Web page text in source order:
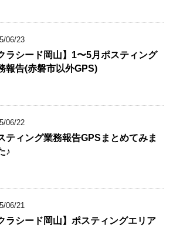
06/23
ラシード岡山】1〜5月ポスティング
報告(赤磐市以外GPS)
06/22
ティング業務報告GPSまとめてみま
♪
06/21
ラシード岡山】ポスティングエリア